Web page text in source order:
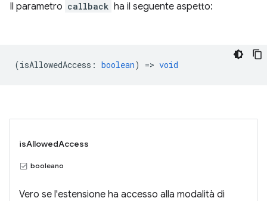
Il parametro callback ha il seguente aspetto:
(isAllowedAccess : boolean) => void
isAllowedAccess
booleano
Vero se l'estensione ha accesso alla modalità di